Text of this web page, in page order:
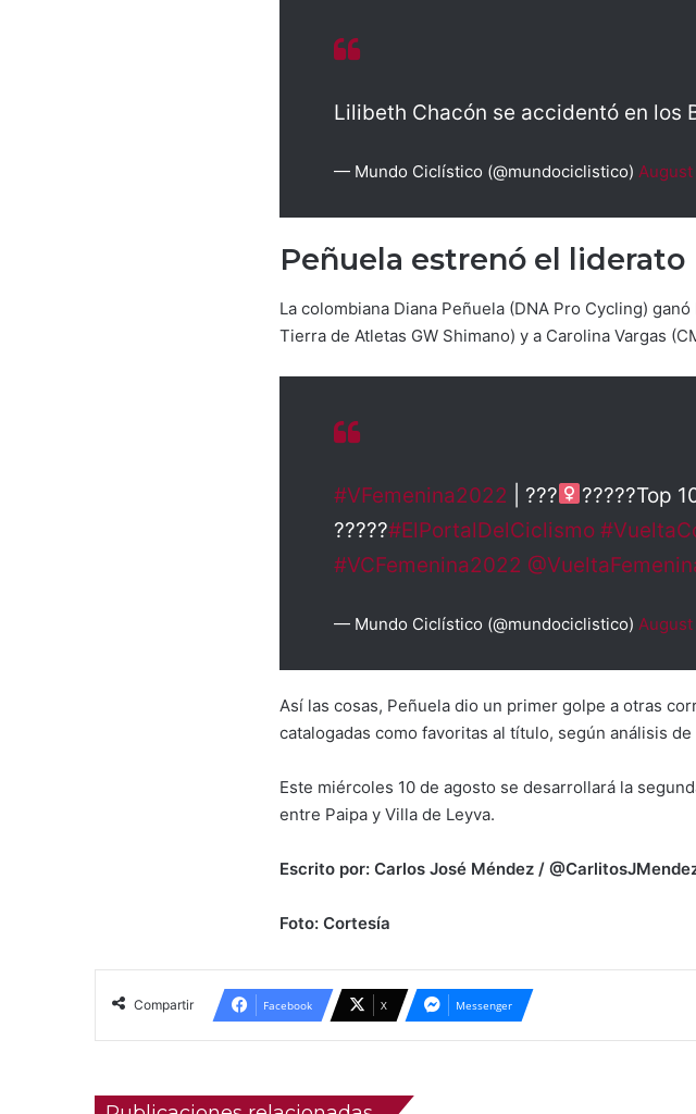
Lilibeth Chacón se accidentó en los
— Mundo Ciclístico (@mundociclistico)
Peñuela estrenó el liderato
La colombiana Diana Peñuela (DNA Pro Cycling)
Tierra de Atletas GW Shimano) y a Carolina Vargas
#VFemenina2022 | ???‍
?????Top
?????#ElPortalDelCiclismo
#VCFemenina2022
— Mundo Ciclístico (@mundociclistico)
Así las cosas, Peñuela dio un primer golpe a otras
catalogadas como favoritas al título, según análisis de
Este miércoles 10 de agosto se desarrollará la
entre Paipa y Villa de Leyva.
Escrito por: Carlos José Méndez /
Foto: Cortesía
Compartir Facebook X Messenger